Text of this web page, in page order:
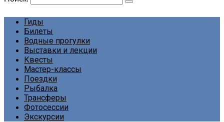
Гиды
Билеты
Водные прогулки
Выставки и лекции
Квесты
Мастер-классы
Поездки
Рыбалка
Трансферы
Фотосессии
Экскурсии